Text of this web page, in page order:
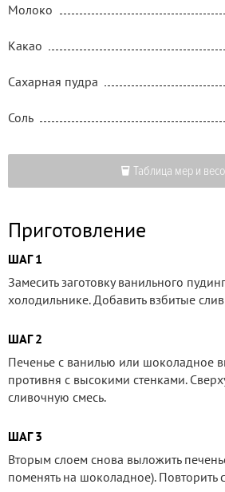
Молоко
Какао
Сахарная пудра
Соль
Таблица мер и
Приготовление
ШАГ 1
Замесить заготовку ванильного
холодильнике. Добавить взбитые
ШАГ 2
Печенье с ванилью или шоколадное
противня с высокими стенками.
сливочную смесь.
ШАГ 3
Вторым слоем снова выложить
поменять на шоколадное). Повторить